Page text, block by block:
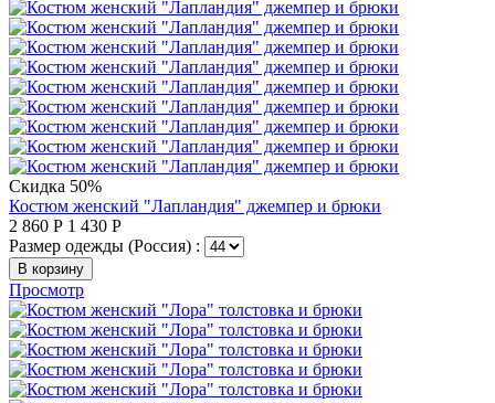
Скидка 50%
Костюм женский "Лапландия" джемпер и брюки
2 860 Р 1 430 Р
Размер одежды (Россия) :
В корзину
Просмотр